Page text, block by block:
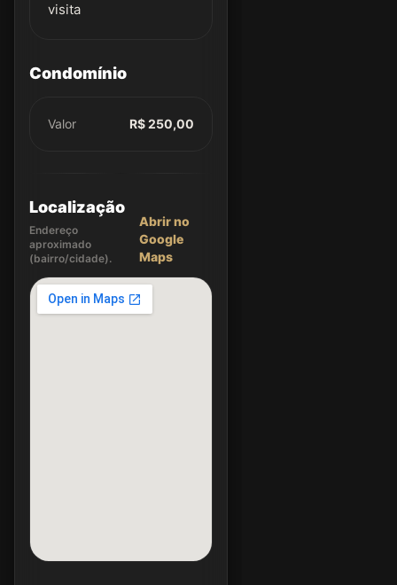
visita
Condomínio
Valor R$ 250,00
Localização
Endereço
aproximado
(bairro/cidade).
Abrir no
Google
Maps